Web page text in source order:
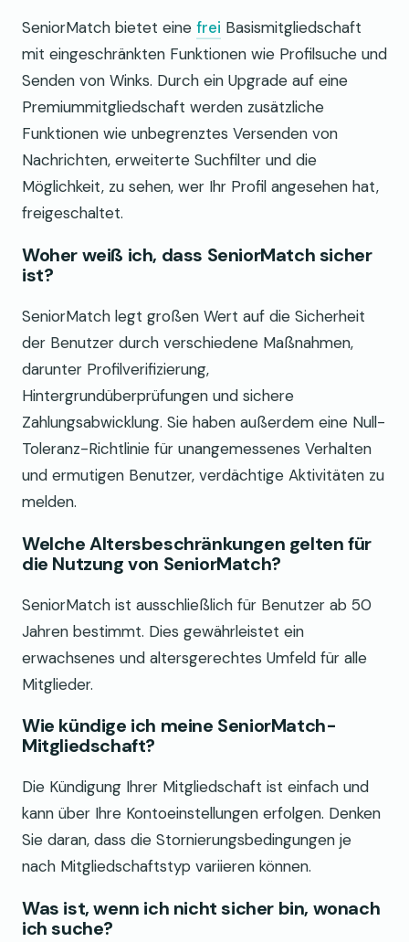
SeniorMatch bietet eine frei Basismitgliedschaft
mit eingeschränkten Funktionen wie Profilsuche und
Senden von Winks. Durch ein Upgrade auf eine
Premiummitgliedschaft werden zusätzliche
Funktionen wie unbegrenztes Versenden von
Nachrichten, erweiterte Suchfilter und die
Möglichkeit, zu sehen, wer Ihr Profil angesehen hat,
freigeschaltet.
Woher weiß ich, dass SeniorMatch sicher
ist?
SeniorMatch legt großen Wert auf die Sicherheit
der Benutzer durch verschiedene Maßnahmen,
darunter Profilverifizierung,
Hintergrundüberprüfungen und sichere
Zahlungsabwicklung. Sie haben außerdem eine Null-
Toleranz-Richtlinie für unangemessenes Verhalten
und ermutigen Benutzer, verdächtige Aktivitäten zu
melden.
Welche Altersbeschränkungen gelten für
die Nutzung von SeniorMatch?
SeniorMatch ist ausschließlich für Benutzer ab 50
Jahren bestimmt. Dies gewährleistet ein
erwachsenes und altersgerechtes Umfeld für alle
Mitglieder.
Wie kündige ich meine SeniorMatch-
Mitgliedschaft?
Die Kündigung Ihrer Mitgliedschaft ist einfach und
kann über Ihre Kontoeinstellungen erfolgen. Denken
Sie daran, dass die Stornierungsbedingungen je
nach Mitgliedschaftstyp variieren können.
Was ist, wenn ich nicht sicher bin, wonach
ich suche?